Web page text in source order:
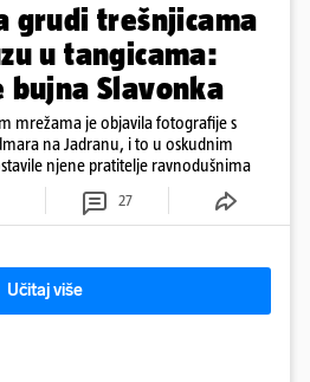
grudi trešnjicama
u tangicama:
Slavonka
mrežama je objavila fotografije s
na Jadranu, i to u oskudnim
njene pratitelje ravnodušnima
27
Učitaj više